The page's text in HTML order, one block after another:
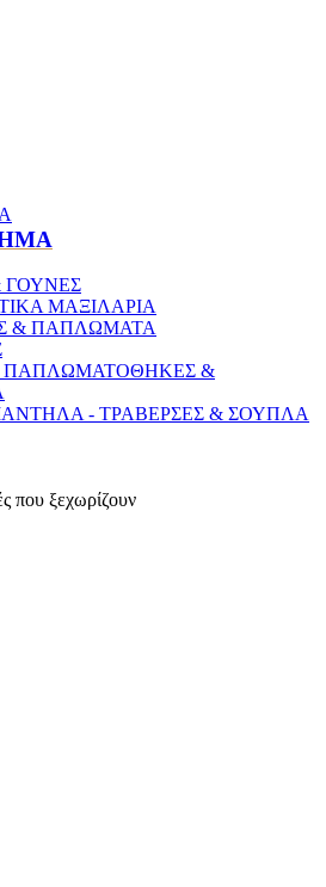
ΓΟΥΝΕΣ
ΜΑΞΙΛΑΡΙΑ
& ΠΑΠΛΩΜΑΤΑ
ΠΑΠΛΩΜΑΤΟΘΗΚΕΣ &
- ΤΡΑΒΕΡΣΕΣ & ΣΟΥΠΛΑ
που ξεχωρίζουν